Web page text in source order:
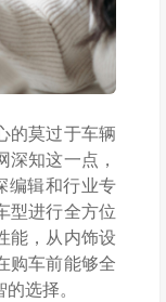
的莫过于车辆
知这一点，
编辑和行业专
型进行全方位
能，从内饰设
购车前能够全
选择。